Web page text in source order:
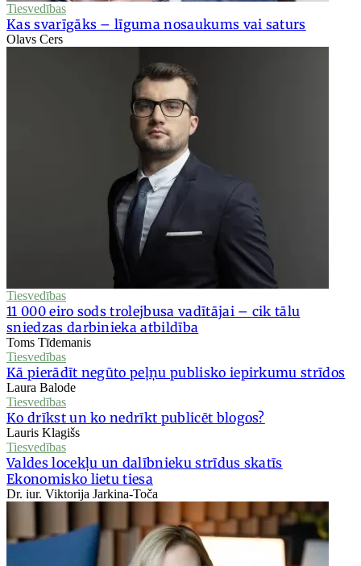
Tiesvedības
Kas svarīgāks – līguma nosaukums vai saturs
Olavs Cers
Tiesvedības
11 000 eiro sods trolejbusa vadītājai – cik tālu
sniedzas darbinieka atbildība
Toms Tīdemanis
Tiesvedības
Kā pierādīt negūto peļņu publisko iepirkumu strīdos
Laura Balode
Tiesvedības
Ko drīkst un ko nedrīkt publicēt blogos?
Lauris Klagišs
Tiesvedības
Valdes locekļu un dalībnieku strīdus skatīs
Ekonomisko lietu tiesa
Dr. iur. Viktorija Jarkina-Toča